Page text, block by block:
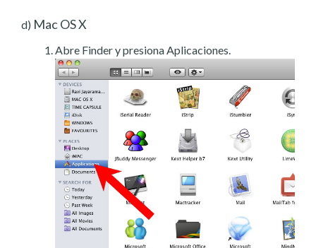
d) Mac OS X
Abre Finder y presiona Aplicaciones.